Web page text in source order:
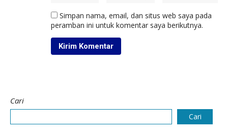
Simpan nama, email, dan situs web saya pada
peramban ini untuk komentar saya berikutnya.
Cari
Cari